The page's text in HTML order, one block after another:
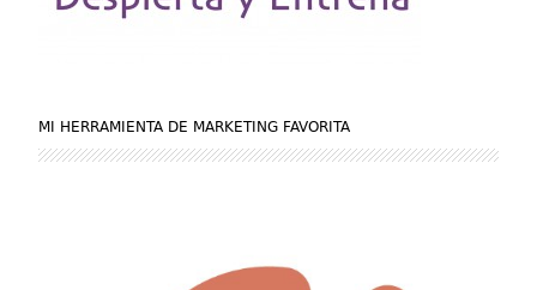
MI HERRAMIENTA DE MARKETING FAVORITA